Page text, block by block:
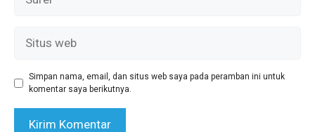
Simpan nama, email, dan situs web saya pada peramban ini untuk
komentar saya berikutnya.